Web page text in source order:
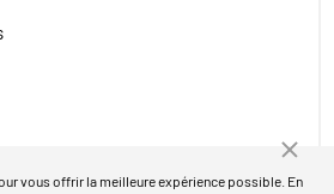
vous offrir la meilleure expérience possible. En